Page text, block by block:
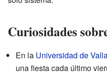
Curiosidades
En la Universidad de
una fiesta cada último